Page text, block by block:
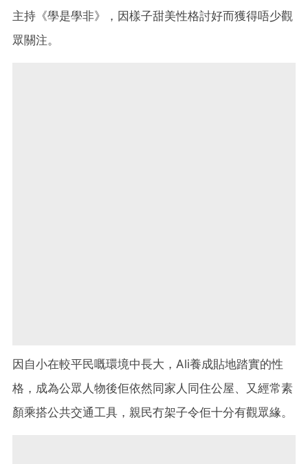
主持《學是學非》，因樣子甜美性格討好而獲得唔少觀
眾關注。
因自小在較平民嘅環境中長大，Ali養成貼地踏實的性
格，成為公眾人物後佢依然同家人同住公屋、又經常素
顏乘搭公共交通工具，親民冇架子令佢十分有觀眾緣。